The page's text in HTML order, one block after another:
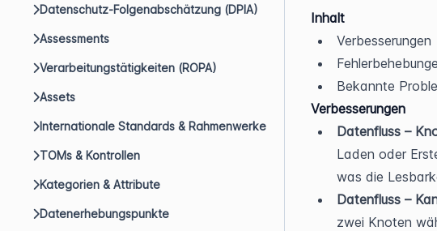
Datenschutz-Folgenabschätzung (DPIA)
Assessments
Verarbeitungstätigkeiten (ROPA)
Assets
Internationale Standards & Rahmenwerke
TOMs & Kontrollen
Kategorien & Attribute
Datenerhebungspunkte
Inhalt
Verbesserungen
Bekannte
Verbesserungen
Datenfluss –
Laden oder
was die
Datenfluss –
zwei Knoten